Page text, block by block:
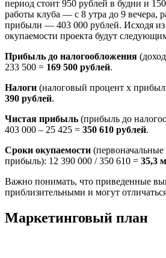
период стоит 950 рублей в будни и
работы клуба — с 8 утра до 9 вечера,
прибыли — 403 000 рублей. Исходя
окупаемости проекта будут
Прибыль до налогообложения
233 500 = 169 500 рублей.
Налоги (налоговый процент x
390 рублей.
Чистая прибыль (прибыль до
403 000 – 25 425 = 350 610 рублей.
Сроки окупаемости (первоначальные
прибыль): 12 390 000 / 350 610 = 35,3
Важно понимать, что приведенные
приблизительными и могут
Маркетинговый план